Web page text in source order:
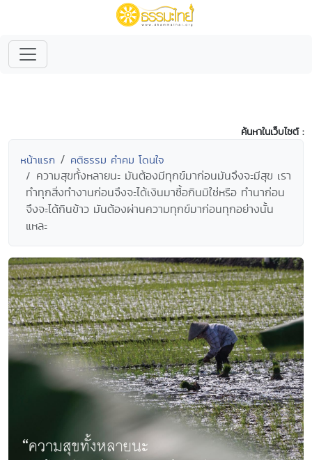
ค้นหาในเว็บไซต์ :
หน้าแรก คติธรรม คำคม โดนใจ
ความสุขทั้งหลายนะ มันต้องมีทุกข์มาก่อนมันจึงจะมีสุข เรา
ทำทุกสิ่งทำงานก่อนจึงจะได้เงินมาซื้อกินมิใช่หรือ ทำนาก่อน
จึงจะได้กินข้าว มันต้องผ่านความทุกข์มาก่อนทุกอย่างนั้น
แหละ